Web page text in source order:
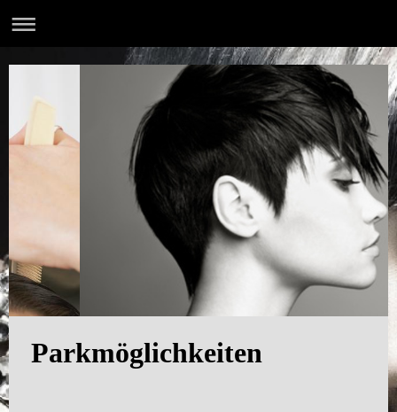
Parkmöglichkeiten